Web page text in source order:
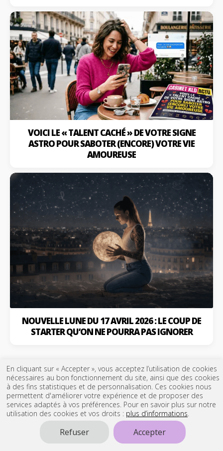
VOICI LE « TALENT CACHÉ » DE VOTRE SIGNE
ASTRO POUR SABOTER (ENCORE) VOTRE VIE
AMOUREUSE
NOUVELLE LUNE DU 17 AVRIL 2026 : LE COUP DE
STARTER QU’ON NE POURRA PAS IGNORER
En cliquant sur « Accepter », vous acceptez l’utilisation de cookies
nécessaires au bon fonctionnement du site, ainsi que des cookies
à des fins statistiques et de personnalisation. Ces cookies nous
permettent d'améliorer votre expérience et de proposer des
services adaptés à vos préférences. Pour en savoir plus sur notre
utilisation des cookies et vos droits : plus d’informations.
Refuser Accepter